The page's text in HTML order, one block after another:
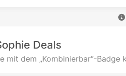
Deals
mit dem „Kombinierbar“-